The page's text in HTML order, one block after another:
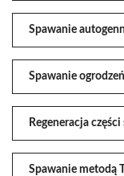
Spawanie
Spawanie ogrodzeń
Regeneracja
Spawanie metodą